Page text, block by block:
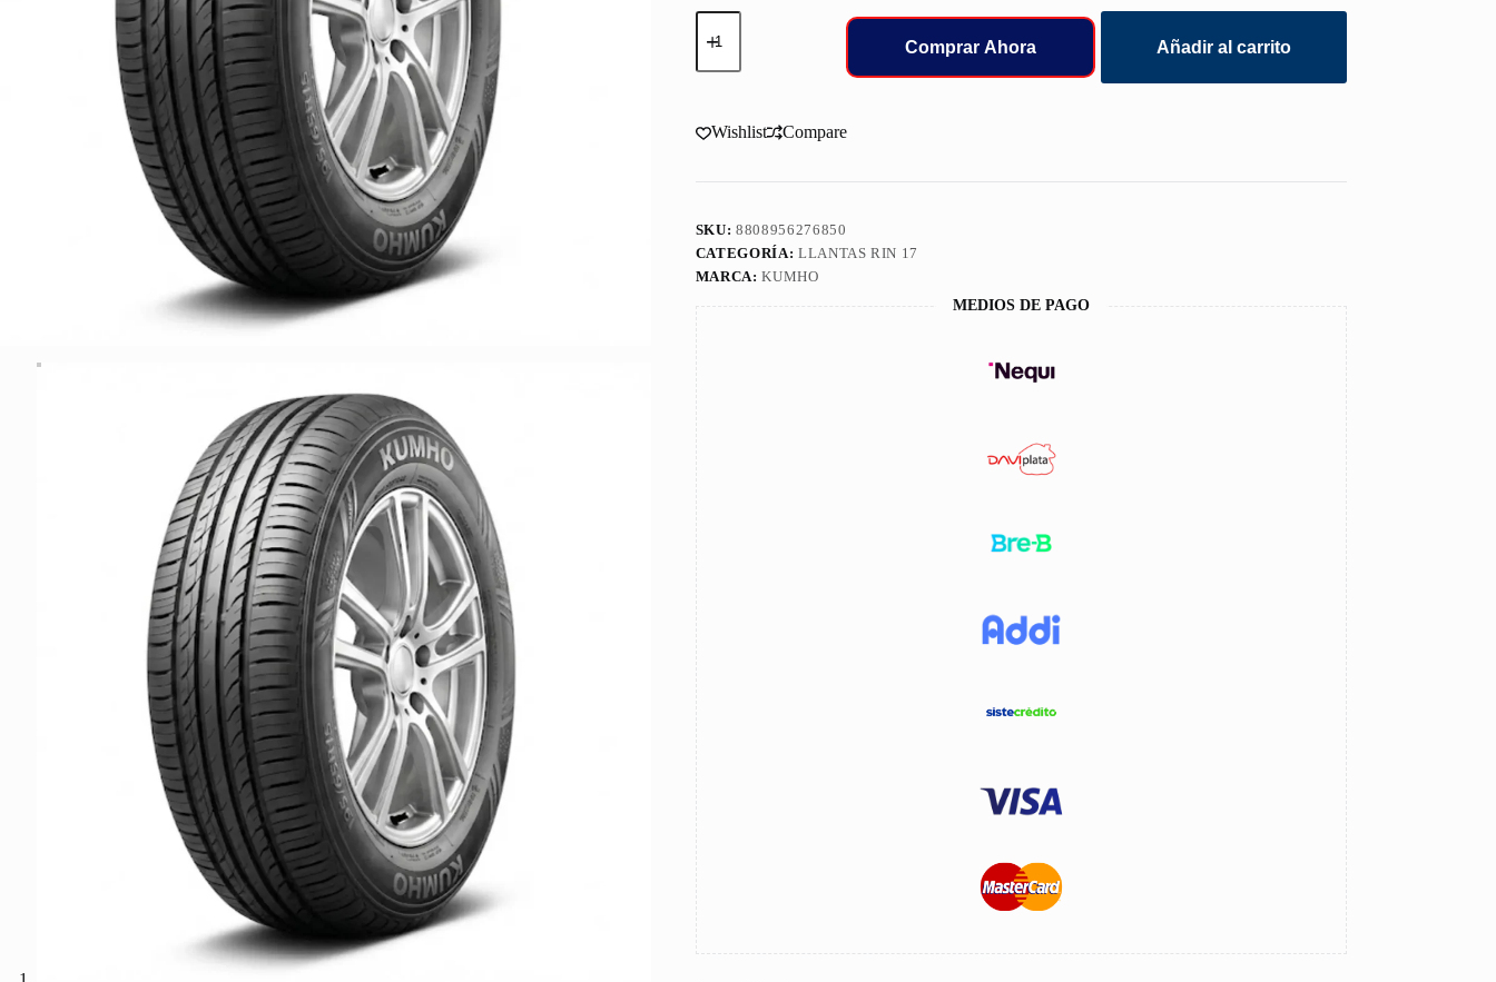
225/50/17
LLANT
ECSTA
cantidad
Comprar Ahora Añadir al carrito
Wishlist Compare
SKU:8808956276850
CATEGORÍA: LLANTAS RIN 17
MARCA:KUMHO
MEDIOS DE PAGO